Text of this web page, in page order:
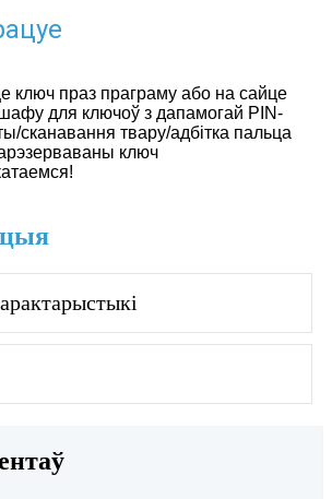
ключ праз праграму або на сайце
для ключоў з дапамогай PIN-
сканавання твару/адбітка пальца
ключ